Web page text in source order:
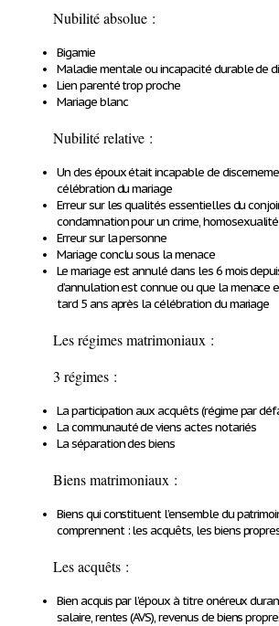
Nubilité absolue :
Bigamie
Maladie mentale ou incapacité durable de
Lien parenté trop proche
Mariage blanc
Nubilité relative :
Un des époux était incapable de
célébration du mariage
Erreur sur les qualités essentielles du
condamnation pour un crime,
Erreur sur la personne
Mariage conclu sous la menace
Le mariage est annulé dans les 6 mois
d’annulation est connue ou que la menace
tard 5 ans après la célébration du mariage
Les régimes matrimoniaux :
3 régimes :
La participation aux acquêts (régime par
La communauté de viens actes notariés
La séparation des biens
Biens matrimoniaux :
Biens qui constituent l’ensemble du
comprennent : les acquêts, les biens
Les acquêts :
Bien acquis par l’époux à titre onéreux
salaire, rentes (AVS), revenus de biens